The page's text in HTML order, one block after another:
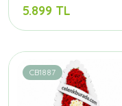
5.899 TL
CB1887